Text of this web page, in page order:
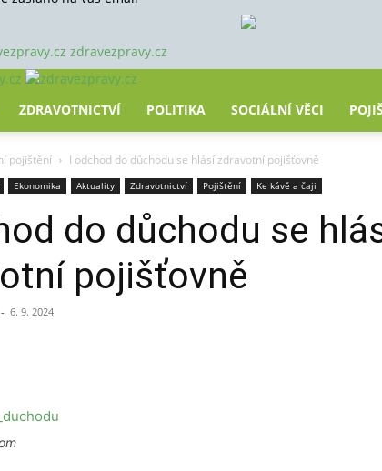
zdravezpravy.cz
ZDRAVOTNICTVÍ POLITIKA SOCIÁLNÍ VĚCI
pojištění I odchod do důchodu se hlásí zdravotní pojišťovně
Ekonomika Aktuality Zdravotnictví Pojištění Ke kávě a čaji
do důchodu se
pojišťovně
- 6. 9. 2024